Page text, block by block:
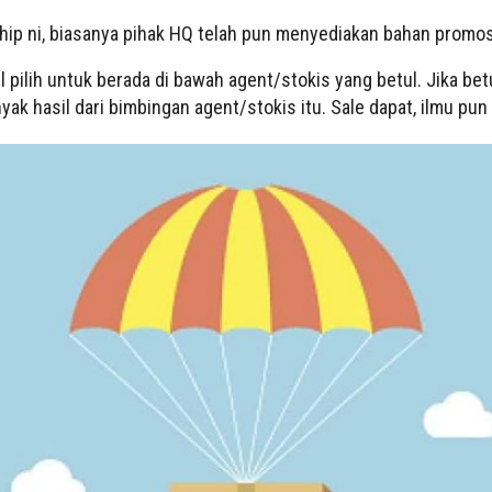
ni, biasanya pihak HQ telah pun menyediakan bahan
pilih untuk berada di bawah agent/stokis yang betul. Jika
hasil dari bimbingan agent/stokis itu. Sale dapat, ilmu